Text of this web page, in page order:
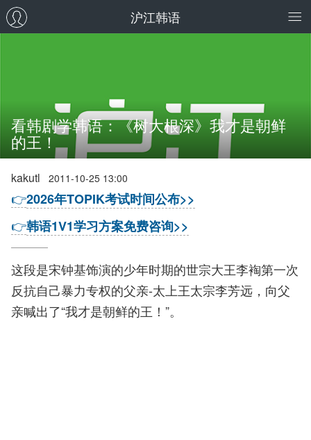
沪江韩语
看韩剧学韩语：《树大根深》我才是朝鲜
的王！
kakutl 2011-10-25 13:00
👉2026年TOPIK考试时间公布>>
👉韩语1V1学习方案免费咨询>>
这段是宋钟基饰演的少年时期的世宗大王李裪第一次
反抗自己暴力专权的父亲-太上王太宗李芳远，向父
亲喊出了“我才是朝鲜的王！”。